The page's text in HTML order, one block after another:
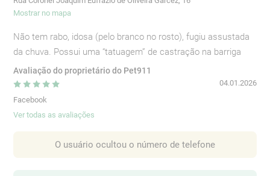
Mostrar no mapa
Não tem rabo, idosa (pelo branco no rosto), fugiu assustada
da chuva. Possui uma “tatuagem” de castração na barriga
Avaliação do proprietário do Pet911
04.01.2026
Facebook
Ver todas as avaliações
O usuário ocultou o número de telefone